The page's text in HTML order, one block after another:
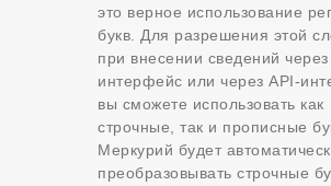
это верное использование
букв. Для разрешения этой
при внесении сведений
интерфейс или через API-
вы сможете использовать как
строчные, так и прописные
Меркурий будет
преобразовывать строчные